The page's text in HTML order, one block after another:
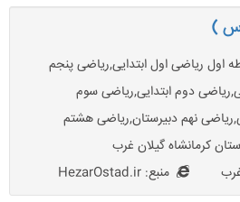
)
اول ریاضی اول ابتدایی,ریاضی پنجم
دوم ابتدایی,ریاضی سوم
نهم دبیرستان,ریاضی هشتم
کرمانشاه گیلان غرب
منبع: HezarOstad.ir